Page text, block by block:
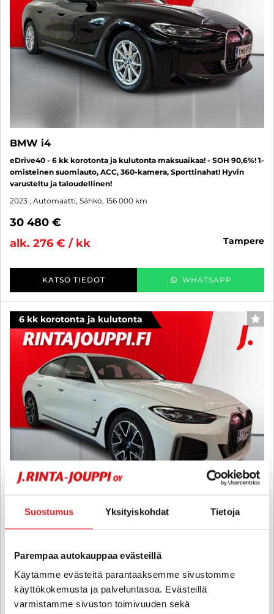
Suostumus Yksityiskohdat Tietoja
Parempaa autokauppaa evästeillä
Käytämme evästeitä parantaaksemme sivustomme
käyttökokemusta ja palveluntasoa. Evästeillä
varmistamme sivuston toimivuuden sekä
BMW i4
eDrive40 - 6 kk korotonta ja kulutonta maksuaikaa! - SOH 90,6%! 1-
omisteinen suomiauto, ACC, 360-kamera, Sporttinahat! Hyvin
varusteltu ja taloudellinen!
2023 , Automaatti, Sähkö, 156 000 km
30 480 €
alk. 276 € / kk
tampere
KATSO TIEDOT WHATSAPP
6 kk korotonta ja kulutonta
Adapt.Vakkari, Vetokoukku, Adapt.Alusta, LED, Alcantara,
Digimittari, HIFI, Navi
2023 , Automaatti, Sähkö, 156 000 km
34 640 €32 610 €